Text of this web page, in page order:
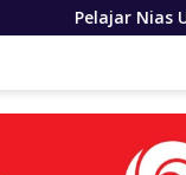
Bersyukur Program